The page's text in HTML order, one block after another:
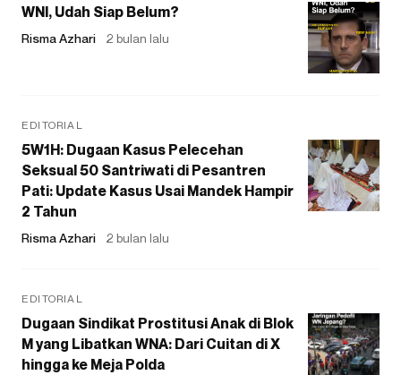
WNI, Udah Siap Belum?
Risma Azhari 2 bulan lalu
EDITORIAL
5W1H: Dugaan Kasus Pelecehan
Seksual 50 Santriwati di Pesantren
Pati: Update Kasus Usai Mandek Hampir
2 Tahun
Risma Azhari 2 bulan lalu
EDITORIAL
Dugaan Sindikat Prostitusi Anak di Blok
M yang Libatkan WNA: Dari Cuitan di X
hingga ke Meja Polda